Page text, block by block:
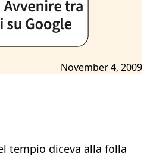
November 4, 2009
tempio diceva alla folla